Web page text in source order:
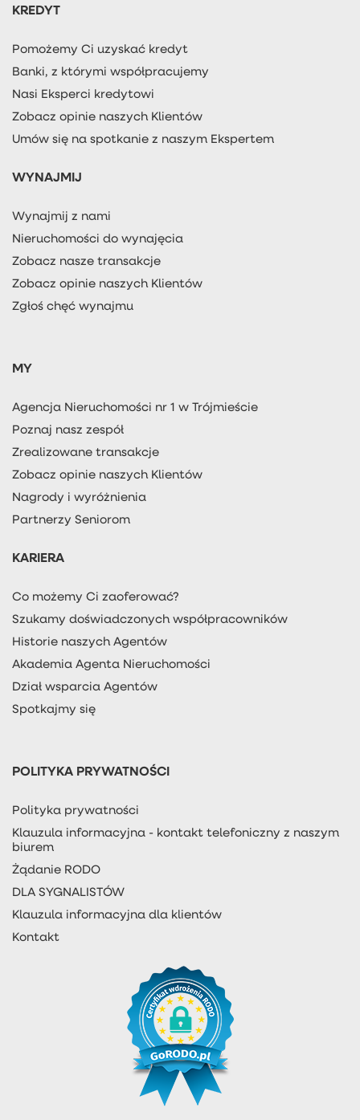
KREDYT
Pomożemy Ci uzyskać kredyt
Banki, z którymi współpracujemy
Nasi Eksperci kredytowi
Zobacz opinie naszych Klientów
Umów się na spotkanie z naszym Ekspertem
WYNAJMIJ
Wynajmij z nami
Nieruchomości do wynajęcia
Zobacz nasze transakcje
Zobacz opinie naszych Klientów
Zgłoś chęć wynajmu
MY
Agencja Nieruchomości nr 1 w Trójmieście
Poznaj nasz zespół
Zrealizowane transakcje
Zobacz opinie naszych Klientów
Nagrody i wyróżnienia
Partnerzy Seniorom
KARIERA
Co możemy Ci zaoferować?
Szukamy doświadczonych współpracowników
Historie naszych Agentów
Akademia Agenta Nieruchomości
Dział wsparcia Agentów
Spotkajmy się
POLITYKA PRYWATNOŚCI
Polityka prywatności
Klauzula informacyjna - kontakt telefoniczny z naszym
biurem
Żądanie RODO
DLA SYGNALISTÓW
Klauzula informacyjna dla klientów
Kontakt